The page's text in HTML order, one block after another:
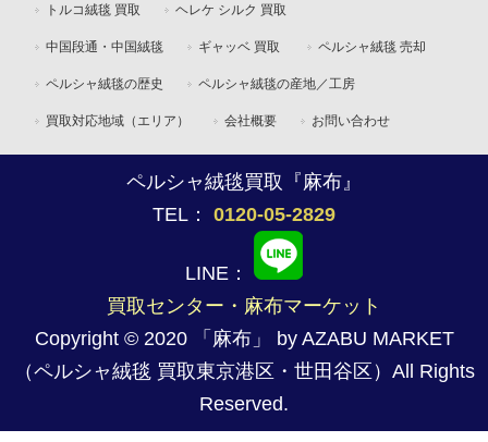
トルコ絨毯 買取 ヘレケ シルク 買取
中国段通・中国絨毯 ギャッベ 買取 ペルシャ絨毯 売却
ペルシャ絨毯の歴史 ペルシャ絨毯の産地／工房
買取対応地域（エリア） 会社概要 お問い合わせ
ペルシャ絨毯買取『麻布』
TEL： 0120-05-2829
LINE：
買取センター・麻布マーケット
Copyright © 2020 「麻布」 by AZABU MARKET
（ペルシャ絨毯 買取東京港区・世田谷区）All Rights
Reserved.